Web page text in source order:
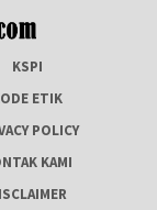
KSPI
ETIK
POLICY
KAMI